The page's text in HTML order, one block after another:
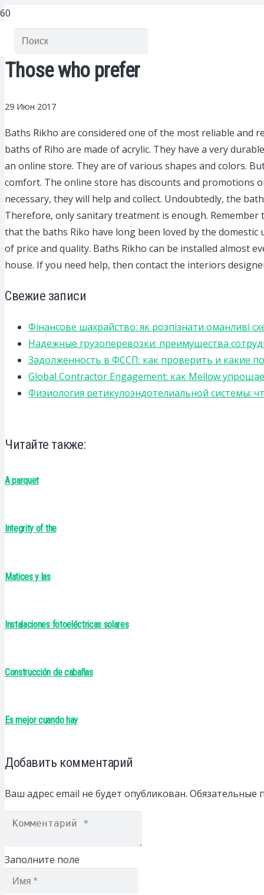
Those who prefer
29 Июн 2017
Baths Rikho are considered one of the most reliable and
baths of Riho are made of acrylic. They have a very
an online store. They are of various shapes and colors.
comfort. The online store has discounts and promotions
necessary, they will help and collect. Undoubtedly, the
Therefore, only sanitary treatment is enough.
that the baths Riko have long been loved by the
of price and quality. Baths Rikho can be installed almost
house. If you need help, then contact the interiors
Свежие записи
Фінансове шахрайство: як розпізнати оманливі
Надежные грузоперевозки: преимущества
Задолженность в ФССП: как проверить и какие
Global Contractor Engagement: как Mellow
Физиология ретикулоэндотелиальной системы:
Читайте также:
A parquet
Integrity of the
Matices y las
Instalaciones fotoeléctricas solares
Construcción de cabañas
Es mejor cuando hay
Добавить комментарий
Ваш адрес email не будет опубликован. Обязательные
Заполните поле